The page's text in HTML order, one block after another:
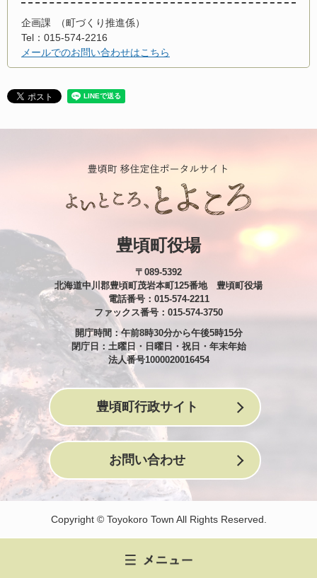
企画課
町づくり推進係
Tel：015-574-2216
メールでのお問い合わせはこちら
豊頃町役場
〒089-5392
北海道中川郡豊頃町茂岩本町125番地 豊頃町役場
電話番号：015-574-2211
ファックス番号：015-574-3750
開庁時間：午前8時30分から午後5時15分
閉庁日：土曜日・日曜日・祝日・年末年始
法人番号1000020016454
豊頃町行政サイト
お問い合わせ
Copyright © Toyokoro Town All Rights Reserved.